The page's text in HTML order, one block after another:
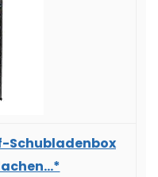
Schubladenbox